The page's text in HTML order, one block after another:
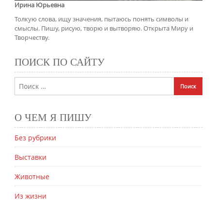
Ирина Юрьевна
Толкую слова, ищу значения, пытаюсь понять символы и
смыслы. Пишу, рисую, творю и вытворяю. Открыта Миру и
Творчеству.
ПОИСК ПО САЙТУ
О ЧЕМ Я ПИШУ
Без рубрики
Выставки
Животные
Из жизни